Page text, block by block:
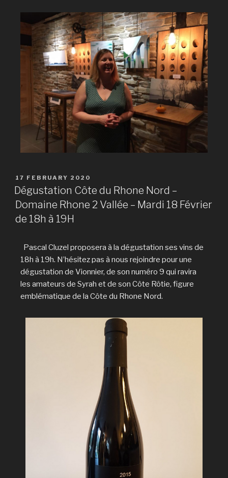
17 FEBRUARY 2020
Dégustation Côte du Rhone Nord –
Domaine Rhone 2 Vallée – Mardi 18 Février
de 18h à 19H
Pascal Cluzel proposera à la dégustation ses vins de
18h à 19h. N’hésitez pas à nous rejoindre pour une
dégustation de Vionnier, de son numéro 9 qui ravira
les amateurs de Syrah et de son Côte Rôtie, figure
emblématique de la Côte du Rhone Nord.